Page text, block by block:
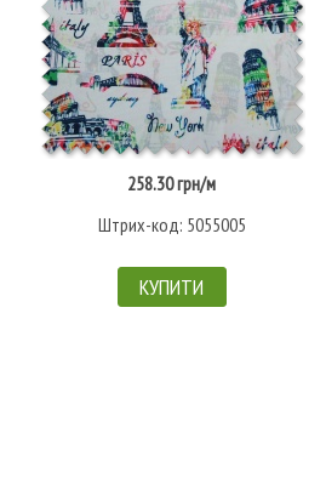
258.30 грн/м
Штрих-код: 5055005
КУПИТИ